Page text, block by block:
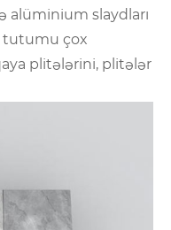
alüminium slaydları
tutumu çox
plitələrini, plitələr